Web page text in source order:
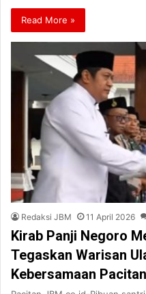
Read More »
Redaksi JBM 11 April 2026
Kirab Panji Negoro
Tegaskan Warisan
Kebersamaan Pacitan